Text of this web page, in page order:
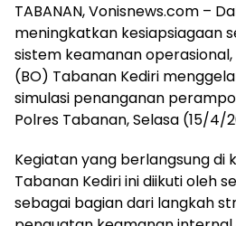
TABANAN, Vonisnews.com –
meningkatkan kesiapsiagaan
sistem keamanan operasional,
(BO) Tabanan Kediri
simulasi penanganan
Polres Tabanan, Selasa (15/4/
Kegiatan yang berlangsung di
Tabanan Kediri ini diikuti oleh
sebagai bagian dari langkah